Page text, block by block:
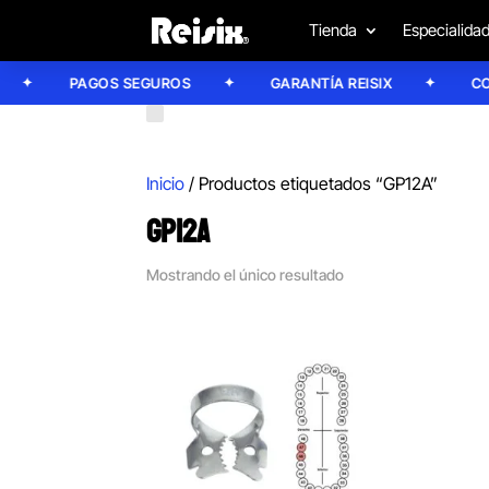
Tienda
PAGOS SEGUROS GARANTÍA REISIX
Inicio / Productos etiquetados “GP12A”
GP12A
Mostrando el único resultado